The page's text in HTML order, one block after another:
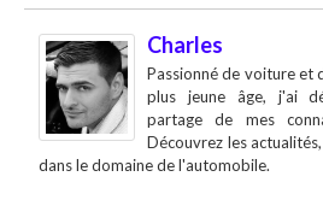
Charles
Passionné de voiture et
plus jeune âge, j'ai
partage de mes
Découvrez les
dans le domaine de l'automobile.